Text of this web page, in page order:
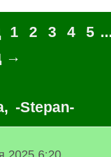
1 2 3 4 5
→
, -Stepan-